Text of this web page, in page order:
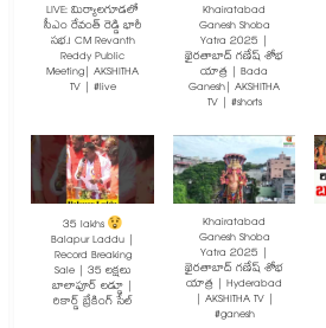
LIVE: మిర్యాలగూడలో
సీఎం రేవంత్ రెడ్డి భారీ
సభ.! CM Revanth
Reddy Public
Meeting| AKSHITHA
TV | #live
Khairatabad
Ganesh Shoba
Yatra 2025 |
ఖైరతాబాద్ గణేష్ శోభ
యాత్ర | Bada
Ganesh| AKSHITHA
TV | #shorts
35 lakhs
Balapur Laddu |
Record Breaking
Sale | 35 లక్షలు
బాలాపూర్ లడ్డూ |
రికార్డ్ బ్రేకింగ్ సేల్
Khairatabad
Ganesh Shoba
Yatra 2025 |
ఖైరతాబాద్ గణేష్ శోభ
యాత్ర | Hyderabad
| AKSHITHA TV |
#ganesh